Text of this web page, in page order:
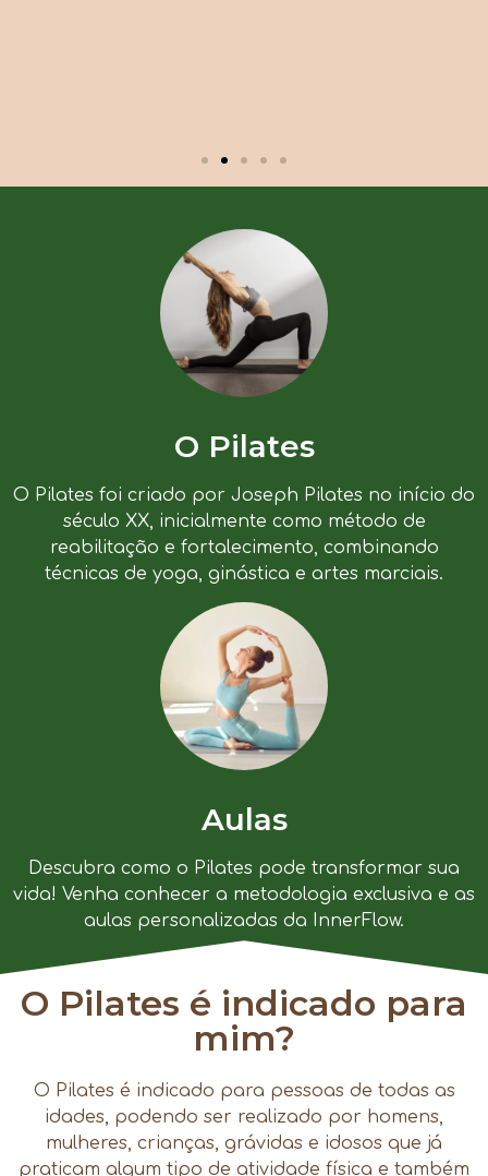
O Pilates
O Pilates foi criado por Joseph Pilates no início do
século XX, inicialmente como método de
reabilitação e fortalecimento, combinando
técnicas de yoga, ginástica e artes marciais.
Aulas
Descubra como o Pilates pode transformar sua
vida! Venha conhecer a metodologia exclusiva e as
aulas personalizadas da InnerFlow.
O Pilates é indicado para
mim?
O Pilates é indicado para pessoas de todas as
idades, podendo ser realizado por homens,
mulheres, crianças, grávidas e idosos que já
praticam algum tipo de atividade física e também